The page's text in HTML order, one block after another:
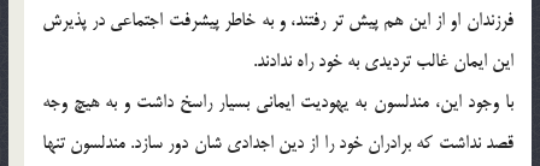
فرزندان او از اين هم پيش تر رفتند، و به خاطر پيشرفت اجتماعي در پذيرش
اين ايمان غالب ترديدي به خود راه ندادند.
با وجود اين، مندلسون به يهوديت ايماني بسيار راسخ داشت و به هيچ وجه
قصد نداشت كه برادران خود را از دين اجدادي شان دور سازد. مندلسون تنها